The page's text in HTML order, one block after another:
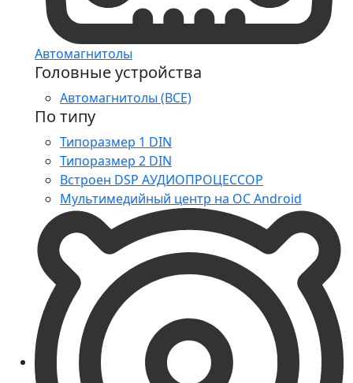
Автомагнитолы
Головные устройства
Автомагнитолы (ВСЕ)
По типу
Типоразмер 1 DIN
Типоразмер 2 DIN
Встроен DSP АУДИОПРОЦЕССОР
Мультимедийный центр на ОС Android